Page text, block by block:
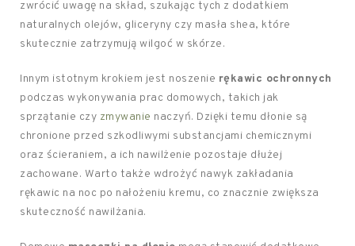
zwrócić uwagę na skład, szukając tych z dodatkiem
naturalnych olejów, gliceryny czy masła shea, które
skutecznie zatrzymują wilgoć w skórze.
Innym istotnym krokiem jest noszenie rękawic ochronnych
podczas wykonywania prac domowych, takich jak
sprzątanie czy zmywanie naczyń. Dzięki temu dłonie są
chronione przed szkodliwymi substancjami chemicznymi
oraz ścieraniem, a ich nawilżenie pozostaje dłużej
zachowane. Warto także wdrożyć nawyk zakładania
rękawic na noc po nałożeniu kremu, co znacznie zwiększa
skuteczność nawilżania.